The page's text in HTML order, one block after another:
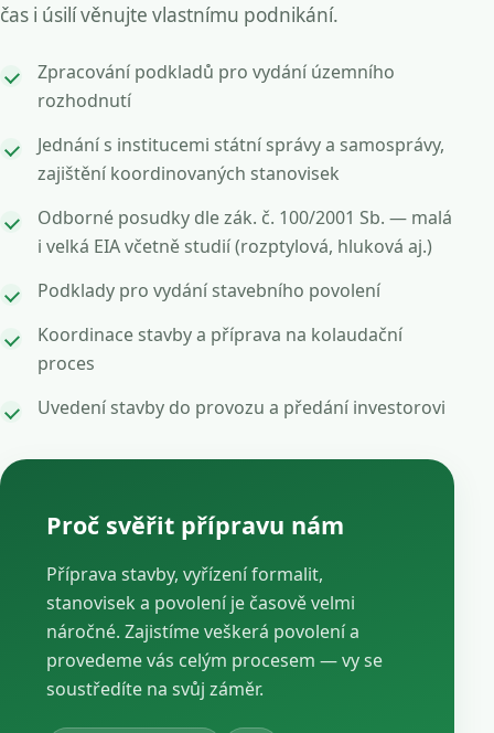
čas i úsilí věnujte vlastnímu podnikání.
Zpracování podkladů pro vydání územního
rozhodnutí
Jednání s institucemi státní správy a samosprávy,
zajištění koordinovaných stanovisek
Odborné posudky dle zák. č. 100/2001 Sb. — malá
i velká EIA včetně studií (rozptylová, hluková aj.)
Podklady pro vydání stavebního povolení
Koordinace stavby a příprava na kolaudační
proces
Uvedení stavby do provozu a předání investorovi
Proč svěřit přípravu nám
Příprava stavby, vyřízení formalit,
stanovisek a povolení je časově velmi
náročné. Zajistíme veškerá povolení a
provedeme vás celým procesem — vy se
soustředíte na svůj záměr.